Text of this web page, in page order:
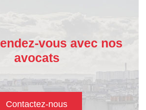
vous avec nos
avocats
Contactez-nous